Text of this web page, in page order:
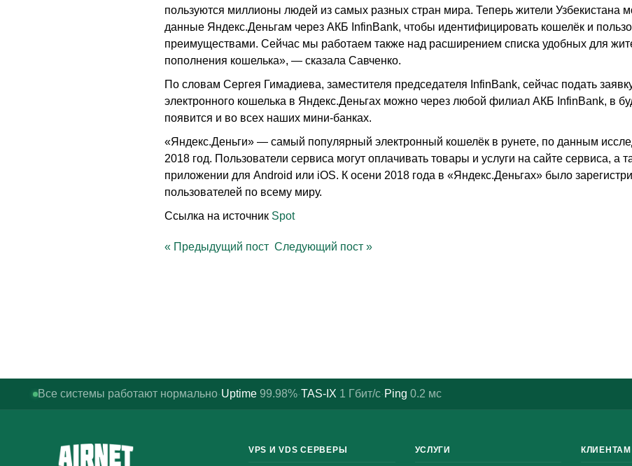
пользуются миллионы людей из самых разных стран мира. Теперь жители Узбекистана
данные Яндекс.Деньгам через АКБ InfinBank, чтобы идентифицировать кошелёк и
преимуществами. Сейчас мы работаем также над расширением списка удобных для
пополнения кошелька», — сказала Савченко.
По словам Сергея Гимадиева, заместителя председателя InfinBank, сейчас подать
электронного кошелька в Яндекс.Деньгах можно через любой филиал АКБ InfinBank, в
появится и во всех наших мини-банках.
«Яндекс.Деньги» — самый популярный электронный кошелёк в рунете, по данным
2018 год. Пользователи сервиса могут оплачивать товары и услуги на сайте сервиса, а
приложении для Android или iOS. К осени 2018 года в «Яндекс.Деньгах» было
пользователей по всему миру.
Ссылка на источник Spot
« Предыдущий пост Следующий пост»
Все системы работают нормально·Uptime 99.98%·TAS-IX 1 Гбит/с· Ping 0.2 мс
VPS И VDS СЕРВЕРЫ УСЛУГИ КЛИЕНТАМ